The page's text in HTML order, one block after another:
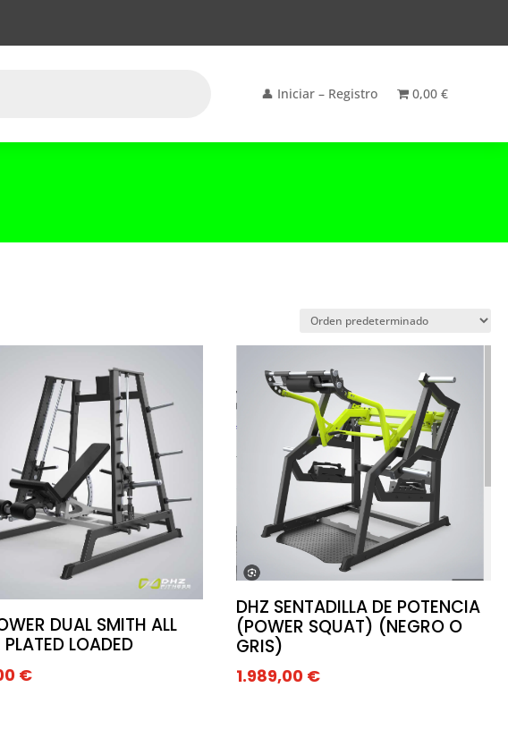
👤 Iniciar – Registro 0,00 €
DUAL SMITH ALL
LOADED
€
DHZ SENTADILLA DE POTENCIA
(POWER SQUAT) (NEGRO O
GRIS)
1.989,00 €